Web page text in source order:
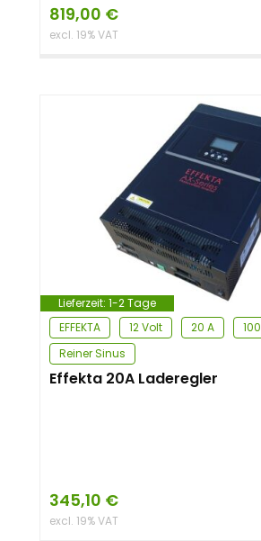
819,00 €
excl. 19% VAT
Lieferzeit: 1-2 Tage
EFFEKTA
12 Volt 20 A
Reiner Sinus
Effekta 20A Laderegler
345,10 €
excl. 19% VAT